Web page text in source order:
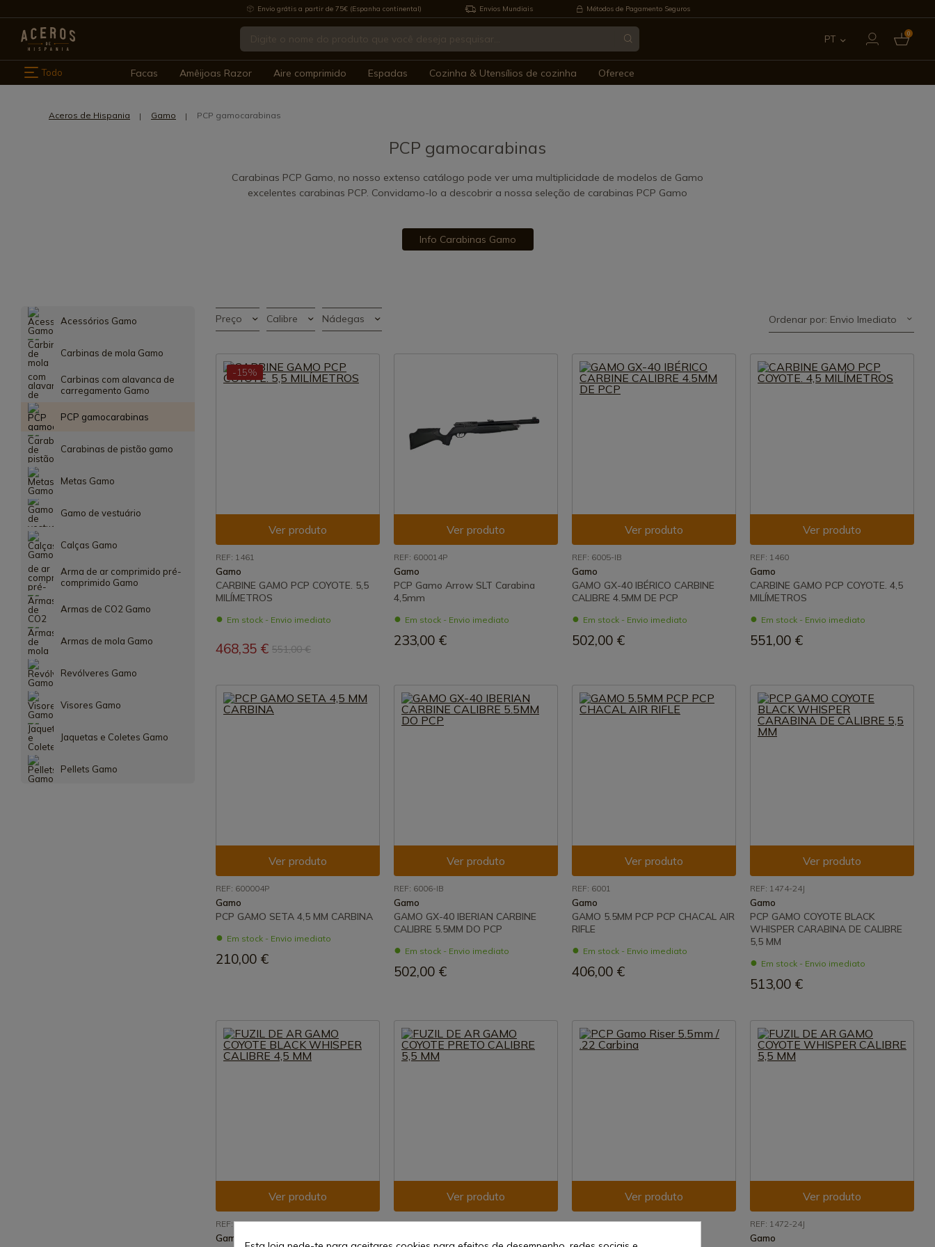
Envio grátis a partir de 75€ (Espanha continental) Envios Mundiais Métodos de Pagamento Seguros
PT 0
Todo Facas Amêijoas Razor Aire comprimido Espadas Cozinha & Utensílios de cozinha Oferece
Aceros de Hispania Gamo PCP gamocarabinas
PCP gamocarabinas
Carabinas PCP Gamo, no nosso extenso catálogo pode ver uma multiplicidade de modelos de Gamo
excelentes carabinas PCP. Convidamo-lo a descobrir a nossa seleção de carabinas PCP Gamo
Info Carabinas Gamo
Acessórios Gamo
Carbinas de mola Gamo
Carbinas com alavanca de
carregamento Gamo
PCP gamocarabinas
Carabinas de pistão gamo
Metas Gamo
Gamo de vestuário
Calças Gamo
Arma de ar comprimido pré-
comprimido Gamo
Armas de CO2 Gamo
Armas de mola Gamo
Revólveres Gamo
Visores Gamo
Jaquetas e Coletes Gamo
Pellets Gamo
Preço Calibre Nádegas Ordenar por: Envio Imediato
-15%
Ver produto
REF: 1461
Gamo
CARBINE GAMO PCP COYOTE. 5,5
MILÍMETROS
Em stock - Envio imediato
468,35 € 551,00 €
Ver produto
REF: 600014P
Gamo
PCP Gamo Arrow SLT Carabina
4,5mm
Em stock - Envio imediato
233,00 €
Ver produto
REF: 6005-IB
Gamo
GAMO GX-40 IBÉRICO CARBINE
CALIBRE 4.5MM DE PCP
Em stock - Envio imediato
502,00 €
Ver produto
REF: 1460
Gamo
CARBINE GAMO PCP COYOTE. 4,5
MILÍMETROS
Em stock - Envio imediato
551,00 €
Ver produto
REF: 600004P
Gamo
PCP GAMO SETA 4,5 MM CARBINA
Em stock - Envio imediato
210,00 €
Ver produto
REF: 6006-IB
Gamo
GAMO GX-40 IBERIAN CARBINE
CALIBRE 5.5MM DO PCP
Em stock - Envio imediato
502,00 €
Ver produto
REF: 6001
Gamo
GAMO 5.5MM PCP PCP CHACAL AIR
RIFLE
Em stock - Envio imediato
406,00 €
Ver produto
REF: 1474-24J
Gamo
PCP GAMO COYOTE BLACK
WHISPER CARABINA DE CALIBRE
5,5 MM
Em stock - Envio imediato
513,00 €
Ver produto
REF: 1473-24J
Gamo
Ver produto
REF: 1499-24J
Ver produto
REF: 600005P1
Ver produto
REF: 1472-24J
Gamo